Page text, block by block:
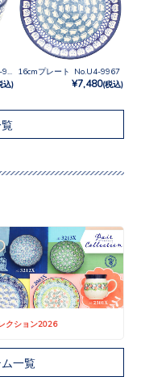
込)
16cmプレート No.U4-9967
¥7,480(税込)
クション2026
一覧